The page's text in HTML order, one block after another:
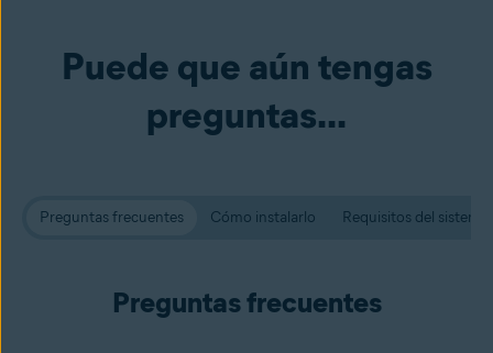
Puede que aún tengas
preguntas...
Preguntas frecuentes Cómo instalarlo Requisitos del sistema
Preguntas frecuentes